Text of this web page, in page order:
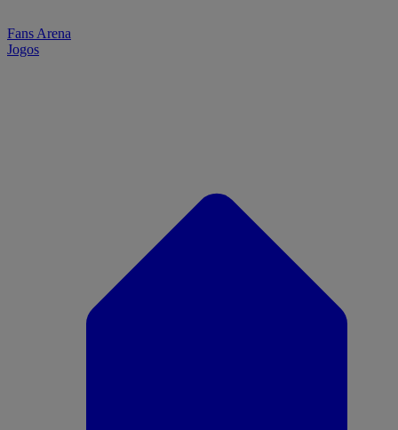
Fans Arena
Jogos